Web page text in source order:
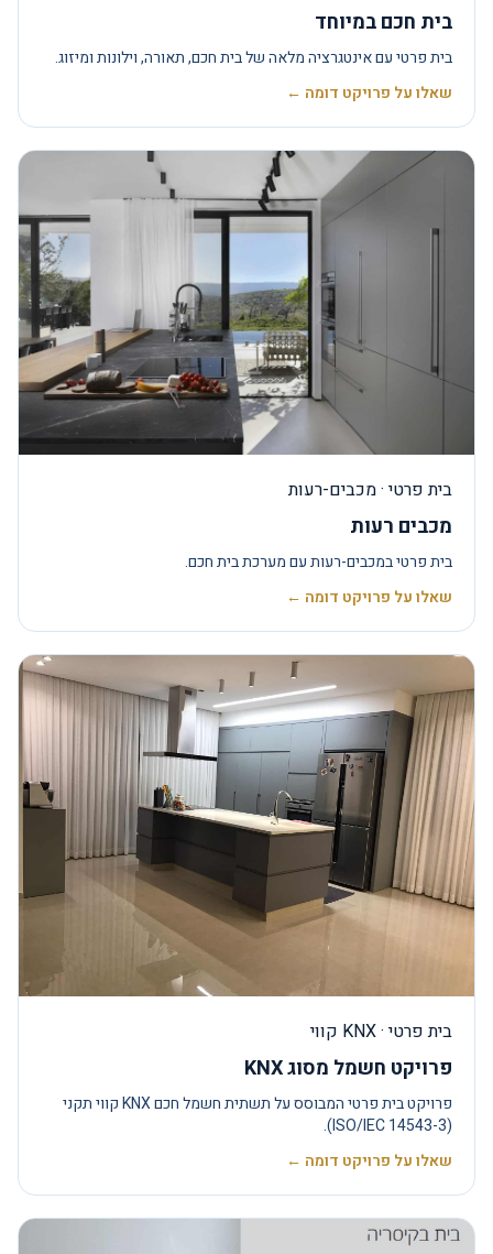
בית חכם במיוחד
בית פרטי עם אינטגרציה מלאה של בית חכם, תאורה, וילונות ומיזוג.
שאלו על פרויקט דומה ←
בית פרטי · מכבים-רעות
מכבים רעות
בית פרטי במכבים-רעות עם מערכת בית חכם.
שאלו על פרויקט דומה ←
בית פרטי · KNX קווי
פרויקט חשמל מסוג KNX
פרויקט בית פרטי המבוסס על תשתית חשמל חכם KNX קווי תקני
(ISO/IEC 14543-3).
שאלו על פרויקט דומה ←